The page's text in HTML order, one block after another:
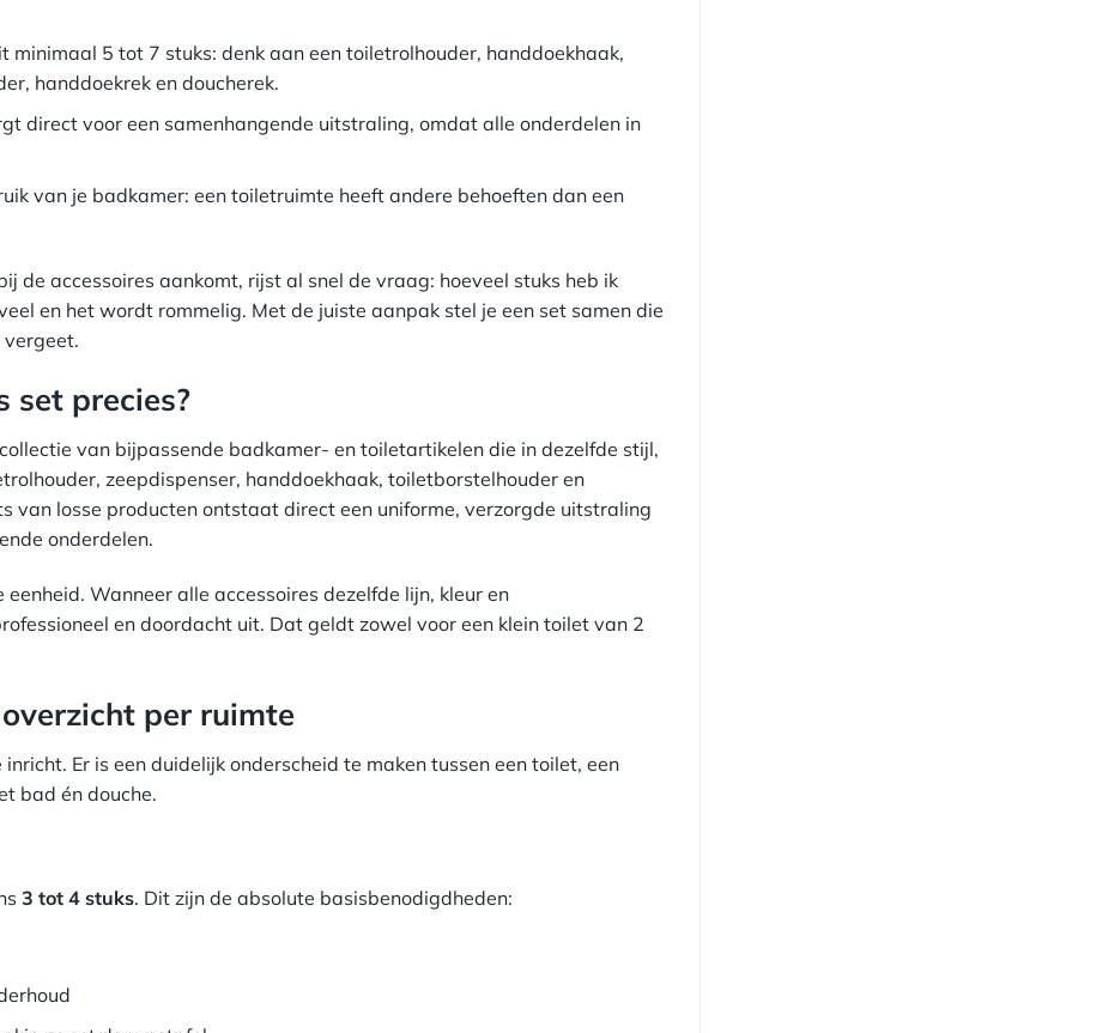
5 tot 7 stuks: denk aan een toiletrolhouder, handdoekhaak,
handdoekrek en doucherek.
direct voor een samenhangende uitstraling, omdat alle onderdelen in
van je badkamer: een toiletruimte heeft andere behoeften dan een
de accessoires aankomt, rijst al snel de vraag: hoeveel stuks heb ik
en het wordt rommelig. Met de juiste aanpak stel je een set samen die
set precies?
van bijpassende badkamer- en toiletartikelen die in dezelfde stijl,
zeepdispenser, handdoekhaak, toiletborstelhouder en
van losse producten ontstaat direct een uniforme, verzorgde uitstraling
onderdelen.
Wanneer alle accessoires dezelfde lijn, kleur en
en doordacht uit. Dat geldt zowel voor een klein toilet van 2
per ruimte
Er is een duidelijk onderscheid te maken tussen een toilet, een
bad én douche.
3 tot 4 stuks. Dit zijn de absolute basisbenodigdheden: